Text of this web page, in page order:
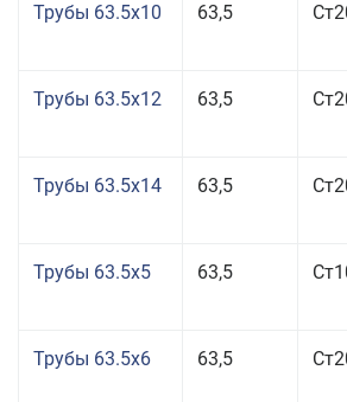
Трубы 63.5x10 63,5
Трубы 63.5x12 63,5
Трубы 63.5x14 63,5
Трубы 63.5x5 63,5
Трубы 63.5x6 63,5